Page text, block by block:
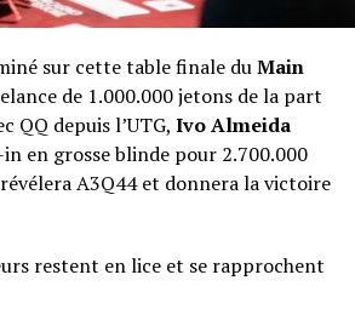
sur cette table finale duMain
de 1.000.000 jetons de la part
QQ depuis l’UTG, Ivo Almeida
en grosse blinde pour 2.700.000
révélera A3Q44 et donnera la victoire
restent en lice et se rapprochent